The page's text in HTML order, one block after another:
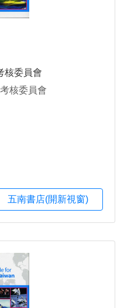
核委員會
核委員會
五南書店(開新視窗)